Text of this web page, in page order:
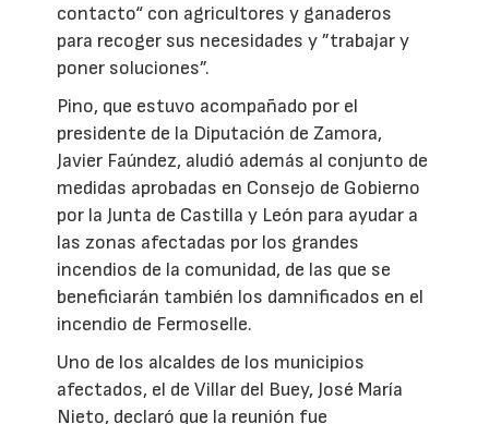
contacto“ con agricultores y ganaderos
para recoger sus necesidades y ”trabajar y
poner soluciones”.
Pino, que estuvo acompañado por el
presidente de la Diputación de Zamora,
Javier Faúndez, aludió además al conjunto de
medidas aprobadas en Consejo de Gobierno
por la Junta de Castilla y León para ayudar a
las zonas afectadas por los grandes
incendios de la comunidad, de las que se
beneficiarán también los damnificados en el
incendio de Fermoselle.
Uno de los alcaldes de los municipios
afectados, el de Villar del Buey, José María
Nieto, declaró que la reunión fue